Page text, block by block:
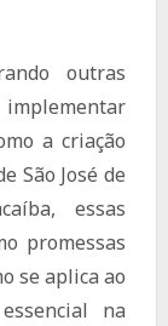
outras
a criação
São José de
essas
promessas
se aplica ao
na